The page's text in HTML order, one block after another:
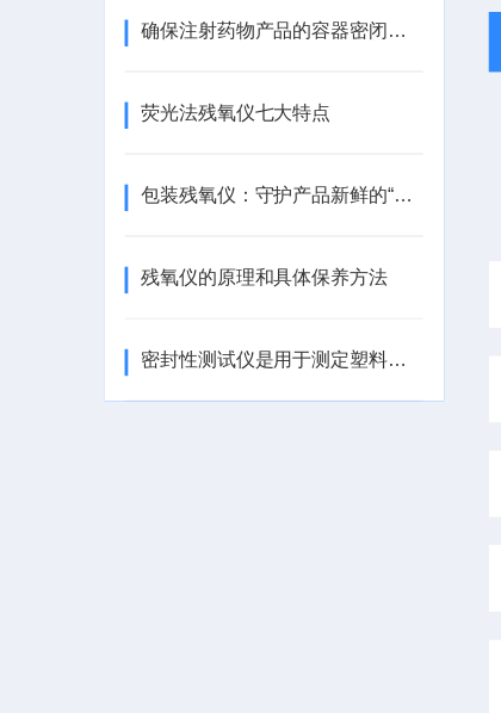
确保注射药物产品的容器密闭完整性
荧光法残氧仪七大特点
包装残氧仪：守护产品新鲜的“呼吸”卫士
残氧仪的原理和具体保养方法
密封性测试仪是用于测定塑料包装容器密封性能的仪器